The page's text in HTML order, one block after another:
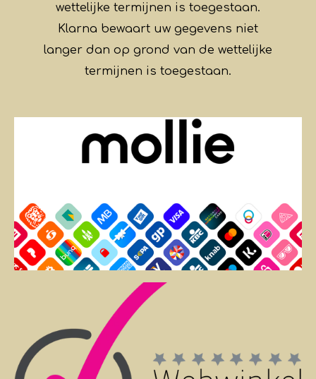
wettelijke termijnen is toegestaan.
Klarna bewaart uw gegevens niet
langer dan op grond van de wettelijke
termijnen is toegestaan.